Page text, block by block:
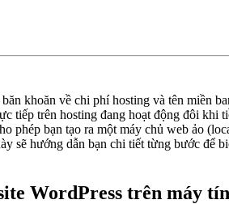
khoăn về chi phí hosting và tên miền
tiếp trên hosting đang hoạt động đôi
phép bạn tạo ra một máy chủ web ảo
sẽ hướng dẫn bạn chi tiết từng bước để
WordPress trên máy